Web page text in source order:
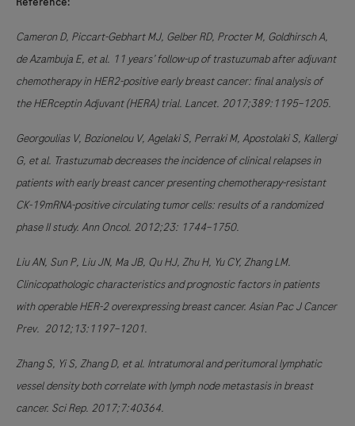
Cameron D, Piccart-Gebhart MJ, Gelber RD, Procter M, Goldhirsch A,
de Azambuja E, et al. 11 years’ follow-up of trastuzumab after adjuvant
chemotherapy in HER2-positive early breast cancer: final analysis of
the HERceptin Adjuvant (HERA) trial. Lancet. 2017;389:1195–1205.
Georgoulias V, Bozionelou V, Agelaki S, Perraki M, Apostolaki S, Kallergi
G, et al. Trastuzumab decreases the incidence of clinical relapses in
patients with early breast cancer presenting chemotherapy-resistant
CK-19mRNA-positive circulating tumor cells: results of a randomized
phase II study. Ann Oncol. 2012;23: 1744–1750.
Liu AN, Sun P, Liu JN, Ma JB, Qu HJ, Zhu H, Yu CY, Zhang LM.
Clinicopathologic characteristics and prognostic factors in patients
with operable HER-2 overexpressing breast cancer. Asian Pac J Cancer
Prev. 2012;13:1197–1201.
Zhang S, Yi S, Zhang D, et al. Intratumoral and peritumoral lymphatic
vessel density both correlate with lymph node metastasis in breast
cancer. Sci Rep. 2017;7:40364.